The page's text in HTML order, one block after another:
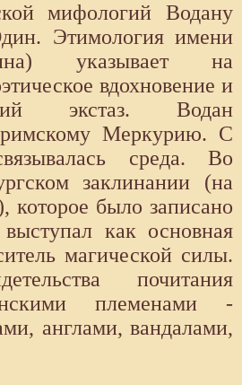
мифологий Водану
Этимология имени
указывает на
вдохновение и
экстаз. Водан
римскому Меркурию. С
среда. Во
заклинании (на
которое было записано
как основная
магической силы.
почитания
племенами -
англами, вандалами,